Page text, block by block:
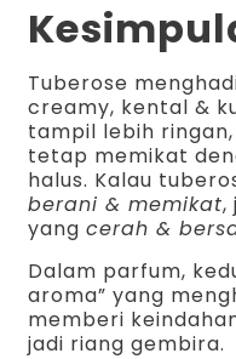
Tuberose
creamy, kental &
tampil lebih
tetap memikat
halus. Kalau
berani & memikat,
yangcerah &
Dalam parfum,
aroma” yang
memberi
jadi riang gembira.